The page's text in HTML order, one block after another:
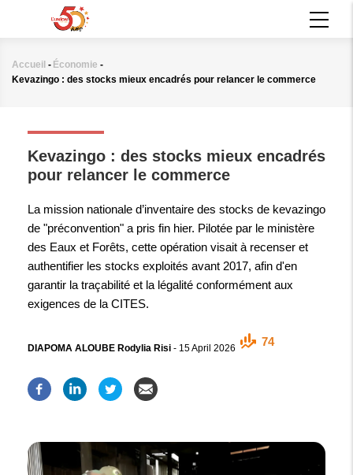
principal
Fil
Accueil - Économie -
Kevazingo : des stocks mieux encadrés pour relancer le commerce
Kevazingo : des stocks mieux encadrés
pour relancer le commerce
La mission nationale d’inventaire des stocks de kevazingo
de "préconvention" a pris fin hier. Pilotée par le ministère
des Eaux et Forêts, cette opération visait à recenser et
authentifier les stocks exploités avant 2017, afin d'en
garantir la traçabilité et la légalité conformément aux
exigences de la CITES.
DIAPOMA ALOUBE Rodylia Risi - 15 April 2026
74